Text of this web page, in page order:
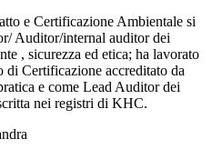
e Certificazione Ambientale si
Auditor/internal auditor dei
, sicurezza ed etica; ha lavorato
di Certificazione accreditato da
e come Lead Auditor dei
nei registri di KHC.